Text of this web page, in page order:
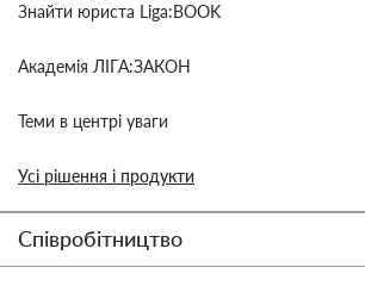
Знайти юриста Liga:BOOK
Академія ЛІГА:ЗАКОН
Теми в центрі уваги
Усі рішення і продукти
Співробітництво